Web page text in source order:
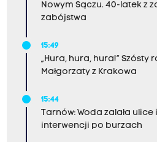
Nowym Sączu. 40-latek z
zabójstwa
15:49
„Hura, hura, hura!” Szósty
Małgorzaty z Krakowa
15:44
Tarnów: Woda zalała
interwencji po burzach